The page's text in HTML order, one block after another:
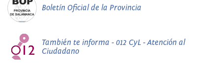
Boletín Oficial de la Provincia
También te informa - 012 CyL - Atención al
Ciudadano